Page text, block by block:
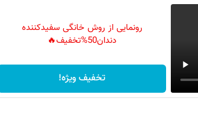
رونمایی از روش خانگی سفیدکننده
دندان50%تخفیف🔥
تخفیف ویژه!